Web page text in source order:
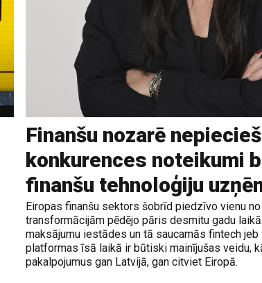
Finanšu nozarē
konkurences noteikumi
finanšu tehnoloģiju
Eiropas finanšu sektors šobrīd piedzīvo vienu
transformācijām pēdējo pāris desmitu gadu
maksājumu iestādes un tā saucamās fintech jeb
platformas īsā laikā ir būtiski mainījušas veidu,
pakalpojumus gan Latvijā, gan citviet Eiropā.